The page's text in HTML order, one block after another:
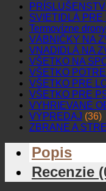
SVIETIDLÁ PRE
Termovízne drony
VÁBNIČKY NA
VNADIDLÁ NA
VŠETKO NA
VŠETKO
VŠETKO PRE
VŠETKO PRE
VYHRIEVANÉ
VÝPREDAJ (36)
ZBRANE A
Popis
Recenzie